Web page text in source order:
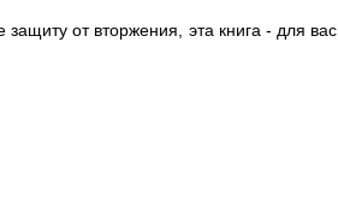
от вторжения, эта книга - для вас.